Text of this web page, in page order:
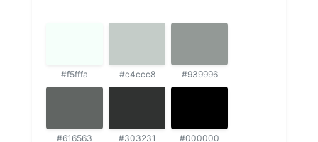
#f5fffa #c4ccc8 #939996
#616563 #303231 #000000